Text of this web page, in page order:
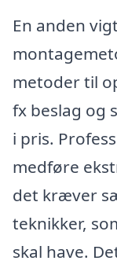
En anden
metoder til
fx beslag og
i pris.
medføre
det kræver
teknikker,
skal have.